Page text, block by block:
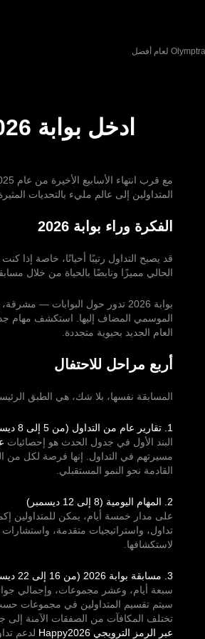
مع قرب انتهاء الأسابيع الأخيرة من عام 2025، تفتتح Olymptrade
المتداولين إلى عالم مليء بالتحديات
الفكرة وراء بوابة 2026
الحالي مميزًا ونابضًا بالحياة من خلال
بوابة 2026 تدور حول البوابات
الموسمي المضاف إليها. استكشف مهام
العام الجديد بحيوية متجددة.
أربع مراحل للاحتفال
المسابقة نفسها، بلا شك، هي الطبق
1. تقارير عام من التداول (من 5 إلى 8 ديسمبر)
البند الأول في جدول الحدث هو إحصائيات
مسيرتهم في التداول. إنها فرصة لكل من
القادمة نحو النمو المستقبلي.
2. المهام اليومية (8 إلى 12 ديسمبر)
على مدار خمسة أيام، يمكن للمتداولين
تداول، واستراتيجيات متقدمة،
لاستكشافها.
3. مسابقة بوابة 2026 (من 16 إلى 22 ديسمبر)
سبعة أيام، وعشر مجموعات، وإجمالي جوائز بقيمة 150,000$ على
سيتم تقسيم المتداولين في مجموعات حسب
تختلف المكافآت من الصفقات الآمنة
عبر الرمز الترويجي Happy2026
لدعم